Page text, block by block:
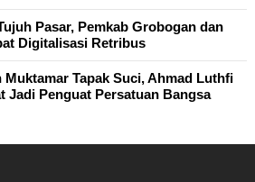
Pasar, Pemkab Grobogan dan
Digitalisasi Retribus
Muktamar Tapak Suci, Ahmad Luthfi
Jadi Penguat Persatuan Bangsa